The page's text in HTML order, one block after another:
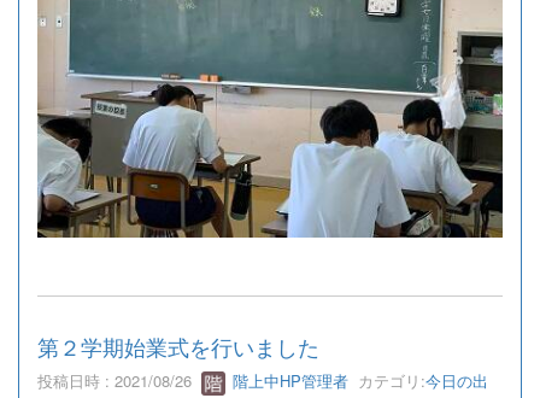
第２学期始業式を行いました
投稿日時 : 2021/08/26 階上中HP管理者 カテゴリ:今日の出